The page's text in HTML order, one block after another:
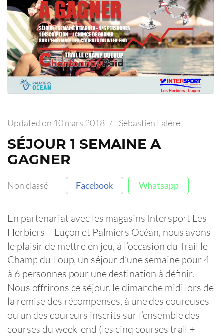
Updated on 10 mars 2018 / Sébastien Lalère
SÉJOUR 1 SEMAINE A
GAGNER
Non classé Facebook Whatsapp
En partenariat avec les magasins Intersport Les
Herbiers – Luçon et Palmiers Océan, nous avons
le plaisir de mettre en jeu, à l’occasion du Trail le
Champ du Loup, un séjour d’une semaine pour 4
à 6 personnes pour une destination à définir.
Nous offrirons ce séjour, le dimanche midi lors de
la remise des récompenses, à une des coureuses
ou un des coureurs inscrits sur l’ensemble des
courses du week-end (les cinq courses trail +